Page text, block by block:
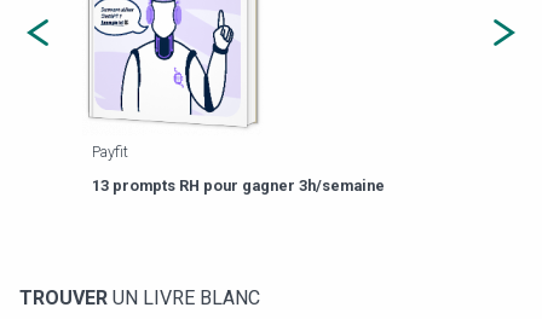
Payfit
13 prompts RH pour gagner 3h/semaine
TROUVER UN LIVRE BLANC